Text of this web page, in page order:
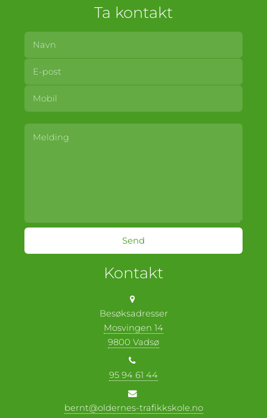
Ta kontakt
Kontakt
Besøksadresser
Mosvingen 14
9800 Vadsø
95 94 61 44
bernt@oldernes-trafikkskole.no